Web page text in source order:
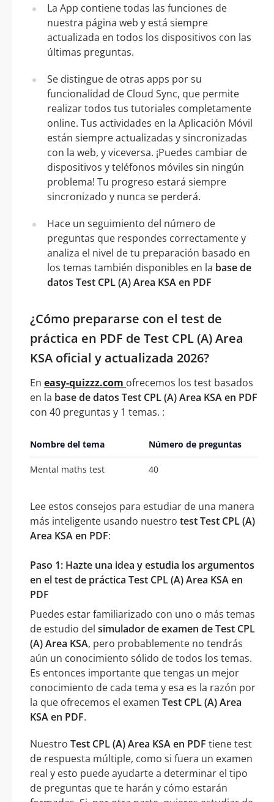
La App contiene todas las funciones de
nuestra página web y está siempre
actualizada en todos los dispositivos con las
últimas preguntas.
Se distingue de otras apps por su
funcionalidad de Cloud Sync, que permite
realizar todos tus tutoriales completamente
online. Tus actividades en la Aplicación Móvil
están siempre actualizadas y sincronizadas
con la web, y viceversa. ¡Puedes cambiar de
dispositivos y teléfonos móviles sin ningún
problema! Tu progreso estará siempre
sincronizado y nunca se perderá.
Hace un seguimiento del número de
preguntas que respondes correctamente y
analiza el nivel de tu preparación basado en
los temas también disponibles en la base de
datos Test CPL (A) Area KSA en PDF
¿Cómo prepararse con el test de
práctica en PDF de Test CPL (A) Area
KSA oficial y actualizada 2026?
En easy-quizzz.com ofrecemos los test basados
en la base de datos Test CPL (A) Area KSA en PDF
con 40 preguntas y 1 temas. :
Nombre del tema Número de preguntas
Mental maths test 40
Lee estos consejos para estudiar de una manera
más inteligente usando nuestro test Test CPL (A)
Area KSA en PDF:
Paso 1: Hazte una idea y estudia los argumentos
en el test de práctica Test CPL (A) Area KSA en
PDF
Puedes estar familiarizado con uno o más temas
de estudio del simulador de examen de Test CPL
(A) Area KSA, pero probablemente no tendrás
aún un conocimiento sólido de todos los temas.
Es entonces importante que tengas un mejor
conocimiento de cada tema y esa es la razón por
la que ofrecemos el examen Test CPL (A) Area
KSA en PDF.
Nuestro Test CPL (A) Area KSA en PDF tiene test
de respuesta múltiple, como si fuera un examen
real y esto puede ayudarte a determinar el tipo
de preguntas que te harán y cómo estarán